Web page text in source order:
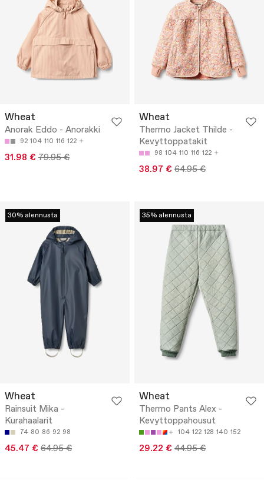
Wheat
Anorak Eddo - Anorakki
92 104 110 116 122
31.98 € 79.95 €
Wheat
Thermo Jacket Thilde -
Kevyttoppatakit
98 104 110 116 122
38.97 € 64.95 €
30% alennusta
Wheat
Rainsuit Mika -
Kurahaalarit
74 80 86 92 98
45.47 € 64.95 €
35% alennusta
Wheat
Thermo Pants Alex -
Kevyttoppahousut
104 122 128 140 152
29.22 € 44.95 €